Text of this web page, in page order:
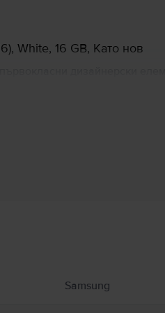
White, 16 GB, Като нов
Samsung